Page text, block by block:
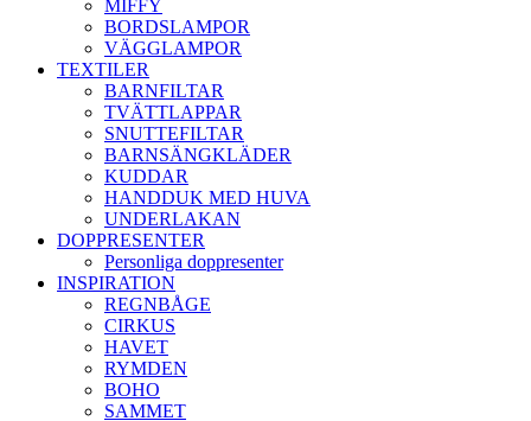
MIFFY
BORDSLAMPOR
VÄGGLAMPOR
TEXTILER
BARNFILTAR
TVÄTTLAPPAR
SNUTTEFILTAR
BARNSÄNGKLÄDER
KUDDAR
HANDDUK MED HUVA
UNDERLAKAN
DOPPRESENTER
Personliga doppresenter
INSPIRATION
REGNBÅGE
CIRKUS
HAVET
RYMDEN
BOHO
SAMMET